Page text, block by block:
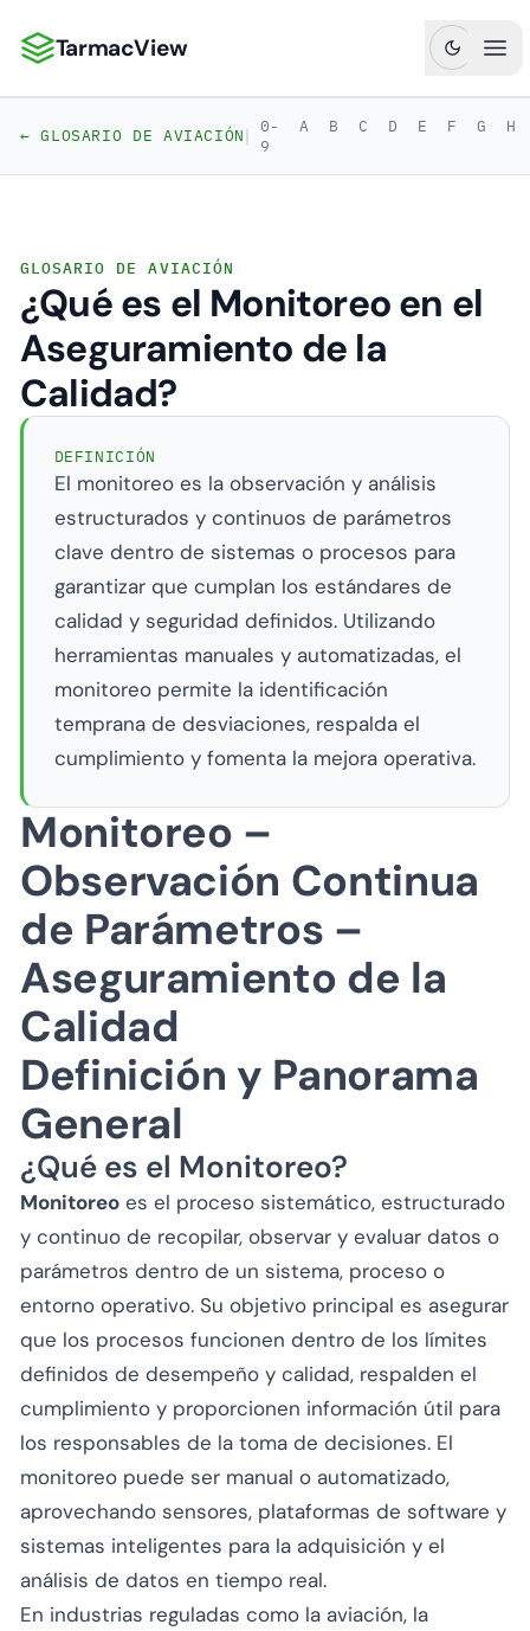
TarmacView: Análisis de Aviación de Precisión
TarmacView
← GLOSARIO DE AVIACIÓN| 0-
9
A B C D E F G H
GLOSARIO DE AVIACIÓN
¿Qué es el Monitoreo en el
Aseguramiento de la
Calidad?
DEFINICIÓN
El monitoreo es la observación y análisis
estructurados y continuos de parámetros
clave dentro de sistemas o procesos para
garantizar que cumplan los estándares de
calidad y seguridad definidos. Utilizando
herramientas manuales y automatizadas, el
monitoreo permite la identificación
temprana de desviaciones, respalda el
cumplimiento y fomenta la mejora operativa.
Monitoreo –
Observación Continua
de Parámetros –
Aseguramiento de la
Calidad
Definición y Panorama
General
¿Qué es el Monitoreo?
Monitoreo es el proceso sistemático, estructurado
y continuo de recopilar, observar y evaluar datos o
parámetros dentro de un sistema, proceso o
entorno operativo. Su objetivo principal es asegurar
que los procesos funcionen dentro de los límites
definidos de desempeño y calidad, respalden el
cumplimiento y proporcionen información útil para
los responsables de la toma de decisiones. El
monitoreo puede ser manual o automatizado,
aprovechando sensores, plataformas de software y
sistemas inteligentes para la adquisición y el
análisis de datos en tiempo real.
En industrias reguladas como la aviación, la